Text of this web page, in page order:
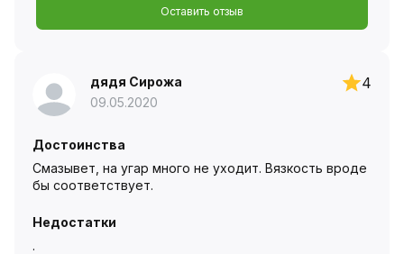
Оставить отзыв
дядя Сирожа
09.05.2020
4
Достоинства
Смазывет, на угар много не уходит. Вязкость вроде
бы соответствует.
Недостатки
.